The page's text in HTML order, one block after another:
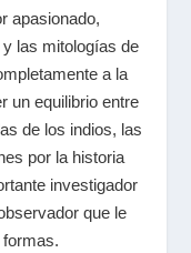
apasionado,
las mitologías de
a la
un equilibrio entre
de los indios, las
por la historia
investigador
que le